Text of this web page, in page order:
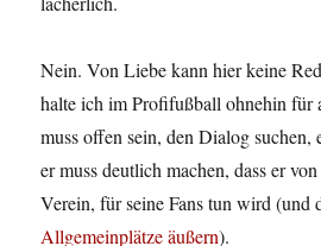
Nein. Von Liebe kann hier keine
halte ich im Profifußball ohnehin für
muss offen sein, den Dialog suchen,
er muss deutlich machen, dass er
Verein, für seine Fans tun wird (und
Allgemeinplätze äußern).